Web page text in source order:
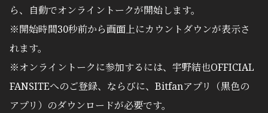
ら、自動でオンライントークが開始します。
※開始時間30秒前から画面上にカウントダウンが表示さ
れます。
※オンライントークに参加するには、宇野結也OFFICIAL
FANSITEへのご登録、ならびに、Bitfanアプリ（黒色の
アプリ）のダウンロードが必要です。